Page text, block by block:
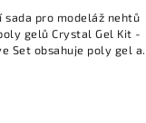
sada pro modeláž nehtů
gelů Crystal Gel Kit -
Set obsahuje poly gel a